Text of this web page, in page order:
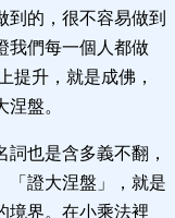
到的，很不容易做到
我們每一個人都做
提升，就是成佛，
盤。
也是含多義不翻，
「證大涅盤」，就是
境界。在小乘法裡